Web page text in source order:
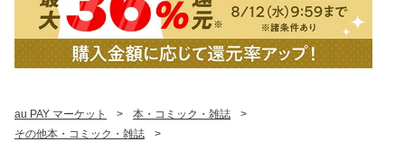
au PAY マーケット > 本・コミック・雑誌
>
その他本・コミック・雑誌
>